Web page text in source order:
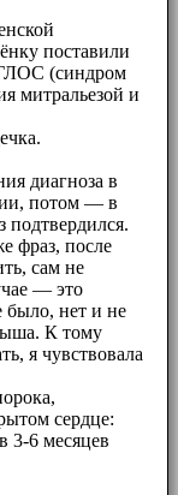
поставили
(синдром
митральезой и
диагноза в
потом — в
фраз, после
сам не
— это
было, нет и не
К тому
я чувствовала
сердце:
3-6 месяцев